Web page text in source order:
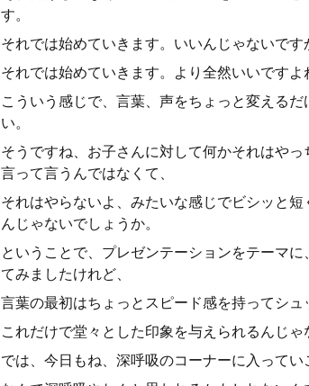
す。
それでは始めていきます。いいんじゃないで
それでは始めていきます。より全然いいですよ
こういう感じで、言葉、声をちょっと変える
い。
そうですね、お子さんに対して何かそれはや
言って言うんではなくて、
それはやらないよ、みたいな感じでビシッと
んじゃないでしょうか。
ということで、プレゼンテーションをテーマ
てみましたけれど、
言葉の最初はちょっとスピード感を持ってシュ
これだけで堂々とした印象を与えられるんじ
では、今日もね、深呼吸のコーナーに入ってい